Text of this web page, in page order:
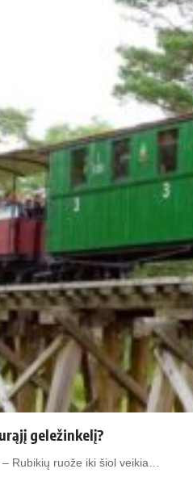
geležinkelį?
Rubikių ruože iki šiol veikia…